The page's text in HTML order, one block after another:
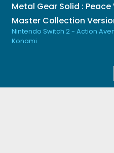
Metal Gear Solid : Peace
Master Collection
Nintendo Switch 2 - Action
Konami